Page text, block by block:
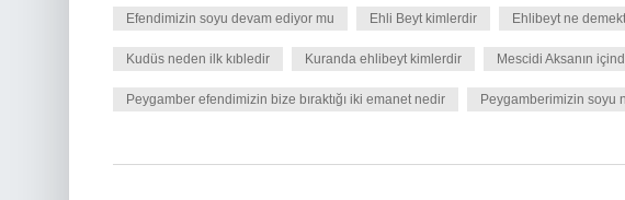
Efendimizin soyu devam ediyor mu Ehli Beyt kimlerdir Ehlibeyt ne
Kudüs neden ilk kıbledir Kuranda ehlibeyt kimlerdir Mescidi Aksanın
Peygamber efendimizin bize bıraktığı iki emanet nedir Peygamberimizin soyu